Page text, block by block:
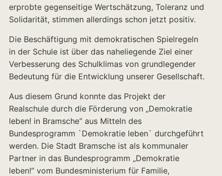
erprobte gegenseitige Wertschätzung, Toleranz und
Solidarität, stimmen allerdings schon jetzt positiv.
Die Beschäftigung mit demokratischen Spielregeln
in der Schule ist über das naheliegende Ziel einer
Verbesserung des Schulklimas von grundlegender
Bedeutung für die Entwicklung unserer Gesellschaft.
Aus diesem Grund konnte das Projekt der
Realschule durch die Förderung von „Demokratie
leben! in Bramsche“ aus Mitteln des
Bundesprogramm `Demokratie leben` durchgeführt
werden. Die Stadt Bramsche ist als kommunaler
Partner in das Bundesprogramm „Demokratie
leben!“ vom Bundesministerium für Familie,